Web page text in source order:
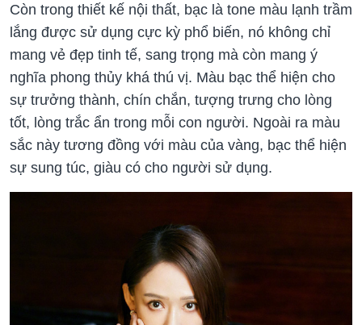
Còn trong thiết kế nội thất, bạc là tone màu lạnh trầm
lắng được sử dụng cực kỳ phổ biến, nó không chỉ
mang vẻ đẹp tinh tế, sang trọng mà còn mang ý
nghĩa phong thủy khá thú vị. Màu bạc thể hiện cho
sự trưởng thành, chín chắn, tượng trưng cho lòng
tốt, lòng trắc ẩn trong mỗi con người. Ngoài ra màu
sắc này tương đồng với màu của vàng, bạc thể hiện
sự sung túc, giàu có cho người sử dụng.